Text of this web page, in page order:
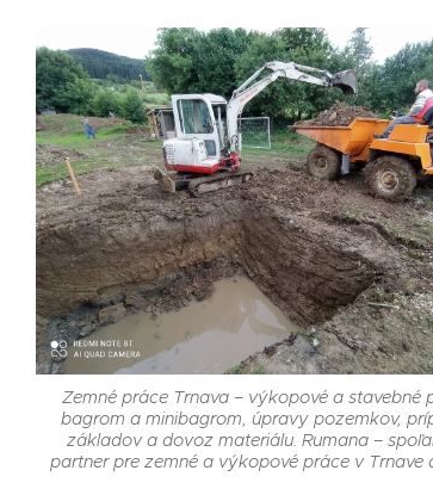
Zemné práce Trnava – výkopové a stavebné
bagrom a minibagrom, úpravy pozemkov,
základov a dovoz materiálu. Rumana –
partner pre zemné a výkopové práce v Trnave